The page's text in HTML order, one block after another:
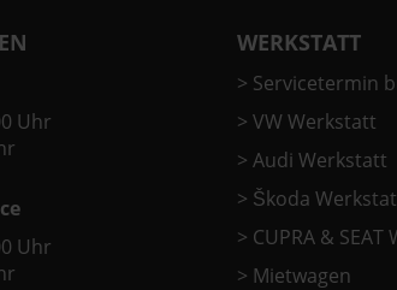
Uhr
Uhr
WERKSTATT
> Servicetermin
> VW Werkstatt
> Audi Werkstatt
> Škoda
> CUPRA &
> Mietwagen